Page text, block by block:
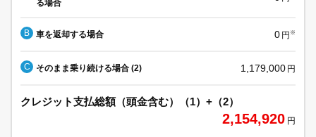
る場合
B 車を返却する場合 0 円 ※
C そのまま乗り続ける場合 (2) 1,179,000 円
クレジット支払総額（頭金含む）（1）+（2）
2,154,920 円